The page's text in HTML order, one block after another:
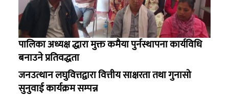
पालिका अध्यक्ष द्धारा मुक्त कमैया पुर्नस्थापना कार्यविधि
बनाउने प्रतिवद्धता
जनउत्थान लघुवित्तद्वारा वित्तीय साक्षरता तथा गुनासो
सुनुवाई कार्यक्रम सम्पन्न